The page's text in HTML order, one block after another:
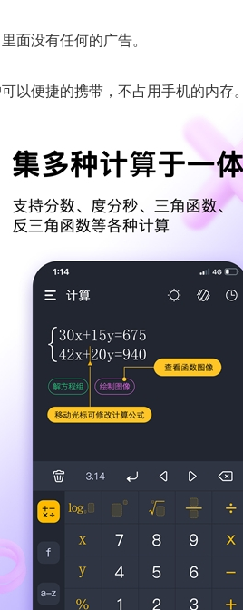
面没有任何的广告。
以便捷的携带，不占用手机的内存。